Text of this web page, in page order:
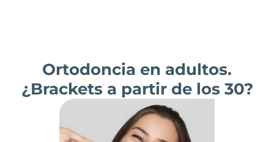
Ortodoncia en adultos.
¿Brackets a partir de los 30?